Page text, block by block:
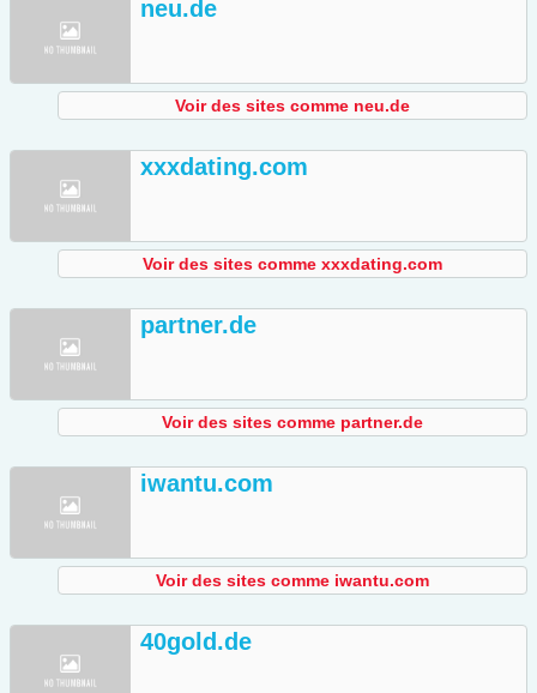
neu.de
Voir des sites comme neu.de
xxxdating.com
Voir des sites comme xxxdating.com
partner.de
Voir des sites comme partner.de
iwantu.com
Voir des sites comme iwantu.com
40gold.de